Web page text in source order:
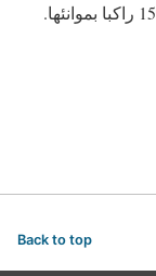
شاحنة و82 سيارة، فضلا عن وصول وسفر 1590 راكبا بموانئها.
Back to top